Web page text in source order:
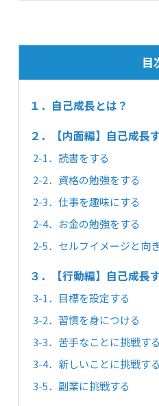
目
１．自己成長とは？
２．【内面編】自己成長
2-1．読書をする
2-2．資格の勉強をする
2-3．仕事を趣味にする
2-4．お金の勉強をする
2-5．セルフイメージと向
３．【行動編】自己成長
3-1．目標を設定する
3-2．習慣を身につける
3-3．苦手なことに挑戦する
3-4．新しいことに挑戦する
3-5．副業に挑戦する